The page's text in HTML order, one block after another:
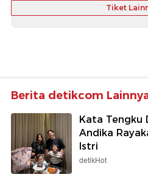
Tiket
Berita detikcom
Kata Tengku
Andika
Istri
detikHot